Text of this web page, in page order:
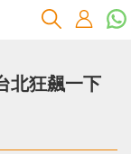
北狂飆一下